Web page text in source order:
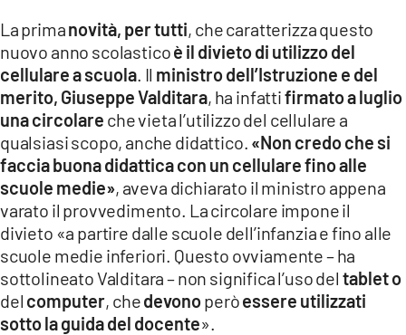
ANDROID
APPLE
La primanovità, per tutti, che caratterizza questo
nuovo anno scolasticoè il divieto di utilizzo del
cellulare a scuola . Il ministro dell’Istruzione e del
merito, Giuseppe Valditara, ha infattifirmato a luglio
una circolare che vieta l’utilizzo del cellulare a
qualsiasi scopo, anche didattico. «Non credo che si
faccia buona didattica con un cellulare fino alle
scuole medie», aveva dichiarato il ministro appena
varato il provvedimento. La circolare impone il
divieto «a partire dalle scuole dell’infanzia e fino alle
scuole medie inferiori. Questo ovviamente – ha
sottolineato Valditara – non significa l’uso del tablet o
del computer, chedevonoperòessere utilizzati
sotto la guida del docente».